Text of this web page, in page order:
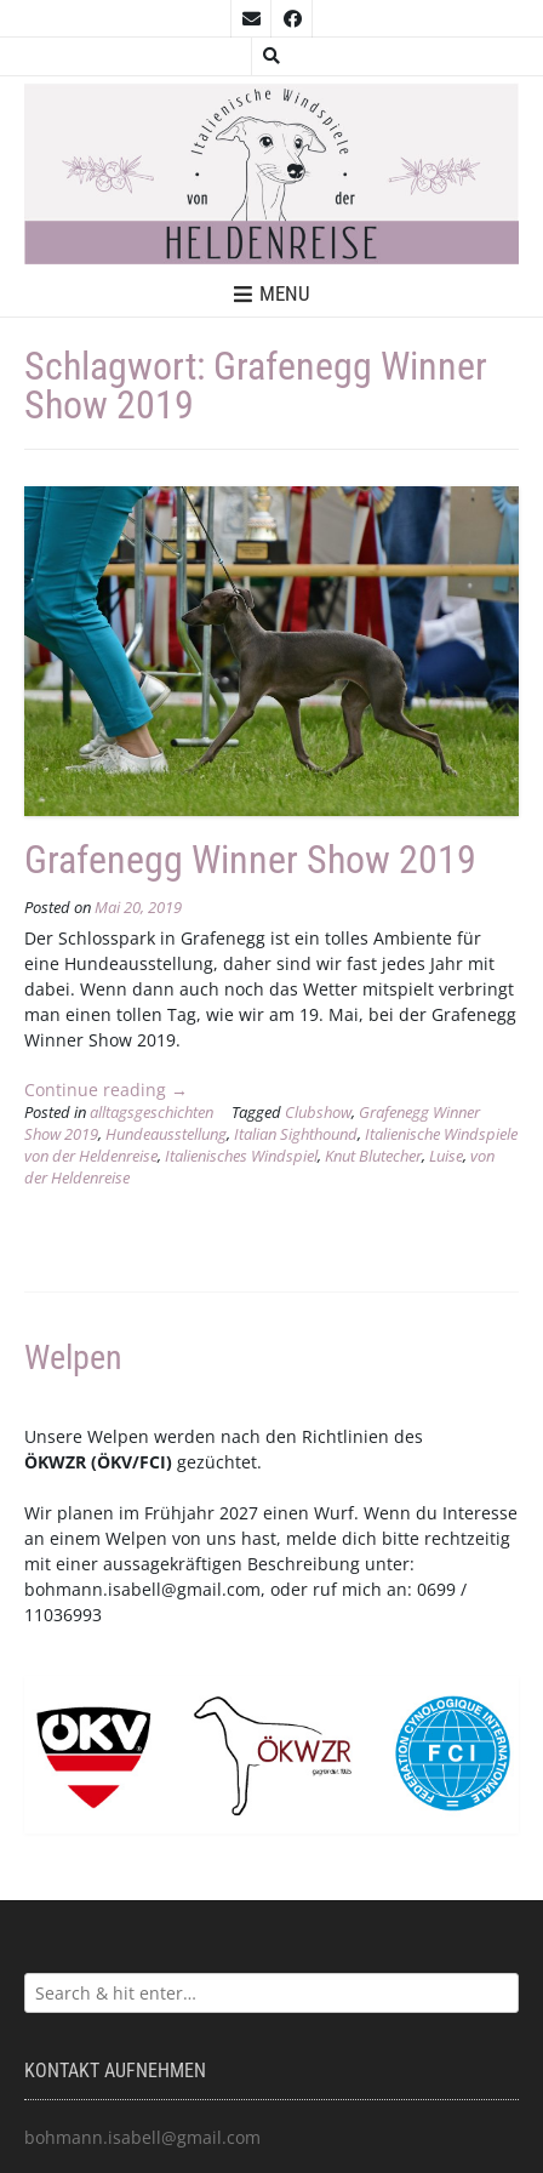
MENU
Schlagwort: Grafenegg Winner
Show 2019
Grafenegg Winner Show 2019
Posted onMai 20, 2019
Der Schlosspark in Grafenegg ist ein tolles Ambiente für
eine Hundeausstellung, daher sind wir fast jedes Jahr mit
dabei. Wenn dann auch noch das Wetter mitspielt verbringt
man einen tollen Tag, wie wir am 19. Mai, bei der Grafenegg
Winner Show 2019.
Continue reading „Grafenegg
Winner
Show
2019“
→
Posted inalltagsgeschichten Tagged Clubshow, Grafenegg Winner
Show 2019, Hundeausstellung, Italian Sighthound, Italienische Windspiele
von der Heldenreise, Italienisches Windspiel, Knut Blutecher, Luise, von
der Heldenreise
Welpen
Unsere Welpen werden nach den Richtlinien des
ÖKWZR (ÖKV/FCI) gezüchtet.
Wir planen im Frühjahr 2027 einen Wurf. Wenn du Interesse
an einem Welpen von uns hast, melde dich bitte rechtzeitig
mit einer aussagekräftigen Beschreibung unter:
bohmann.isabell@gmail.com, oder ruf mich an: 0699 /
11036993
KONTAKT AUFNEHMEN
bohmann.isabell@gmail.com